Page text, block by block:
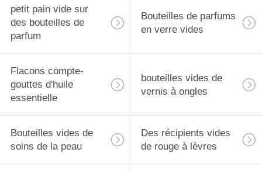
petit pain vide sur
des bouteilles de
parfum
Bouteilles de parfums
en verre vides
Flacons compte-
gouttes d'huile
essentielle
bouteilles vides de
vernis à ongles
Bouteilles vides de
soins de la peau
Des récipients vides
de rouge à lèvres